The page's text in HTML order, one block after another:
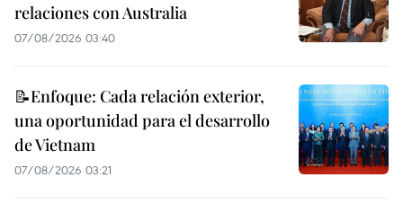
relaciones con Australia
07/08/2026 03:40
📝Enfoque: Cada relación exterior,
una oportunidad para el desarrollo
de Vietnam
07/08/2026 03:21